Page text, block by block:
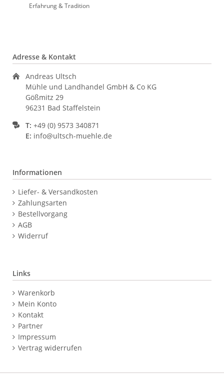
Erfahrung & Tradition
Adresse & Kontakt
Andreas Ultsch
Mühle und Landhandel GmbH & Co KG
Gößmitz 29
96231 Bad Staffelstein
T: +49 (0) 9573 340871
E: info@ultsch-muehle.de
Informationen
Navigation
überspringen
Liefer- & Versandkosten
Zahlungsarten
Bestellvorgang
AGB
Widerruf
Links
Navigation
überspringen
Warenkorb
Mein Konto
Kontakt
Partner
Impressum
Vertrag widerrufen